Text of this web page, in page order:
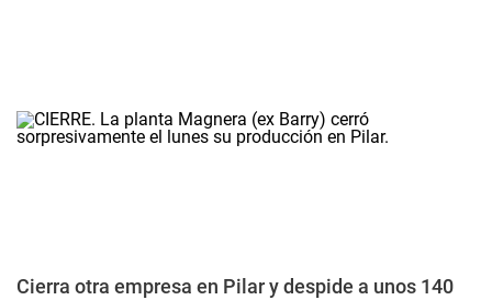
Cierra otra empresa en Pilar y despide a unos 140